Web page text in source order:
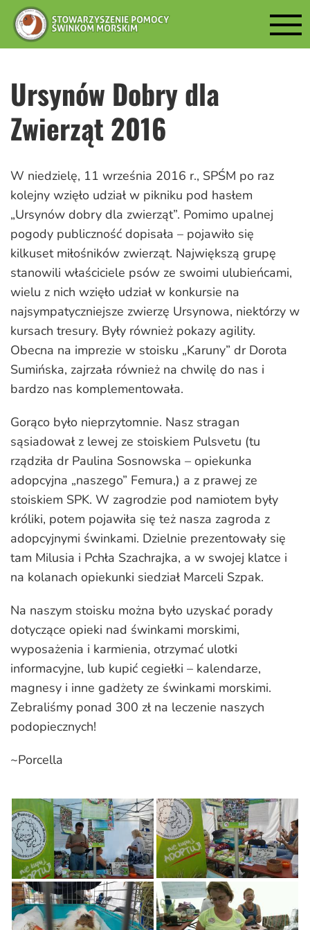
Ursynów Dobry dla
Zwierząt 2016
W niedzielę, 11 września 2016 r., SPŚM po raz
kolejny wzięło udział w pikniku pod hasłem
„Ursynów dobry dla zwierząt”. Pomimo upalnej
pogody publiczność dopisała – pojawiło się
kilkuset miłośników zwierząt. Największą grupę
stanowili właściciele psów ze swoimi ulubieńcami,
wielu z nich wzięło udział w konkursie na
najsympatyczniejsze zwierzę Ursynowa, niektórzy w
kursach tresury. Były również pokazy agility.
Obecna na imprezie w stoisku „Karuny” dr Dorota
Sumińska, zajrzała również na chwilę do nas i
bardzo nas komplementowała.
Gorąco było nieprzytomnie. Nasz stragan
sąsiadował z lewej ze stoiskiem Pulsvetu (tu
rządziła dr Paulina Sosnowska – opiekunka
adopcyjna „naszego” Femura,) a z prawej ze
stoiskiem SPK. W zagrodzie pod namiotem były
króliki, potem pojawiła się też nasza zagroda z
adopcyjnymi świnkami. Dzielnie prezentowały się
tam Milusia i Pchła Szachrajka, a w swojej klatce i
na kolanach opiekunki siedział Marceli Szpak.
Na naszym stoisku można było uzyskać porady
dotyczące opieki nad świnkami morskimi,
wyposażenia i karmienia, otrzymać ulotki
informacyjne, lub kupić cegiełki – kalendarze,
magnesy i inne gadżety ze świnkami morskimi.
Zebraliśmy ponad 300 zł na leczenie naszych
podopiecznych!
~Porcella